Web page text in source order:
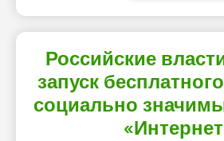
Российские
запуск
социально